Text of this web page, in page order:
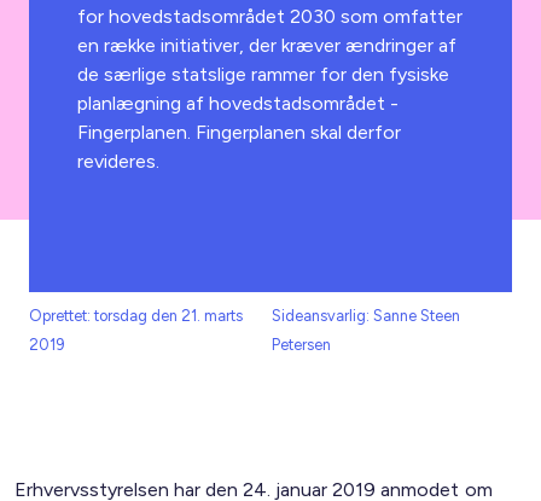
for hovedstadsområdet 2030 som omfatter
en række initiativer, der kræver ændringer af
de særlige statslige rammer for den fysiske
planlægning af hovedstadsområdet -
Fingerplanen. Fingerplanen skal derfor
revideres.
Oprettet: torsdag den 21. marts
2019
Sideansvarlig: Sanne Steen
Petersen
Erhvervsstyrelsen har den 24. januar 2019 anmodet om